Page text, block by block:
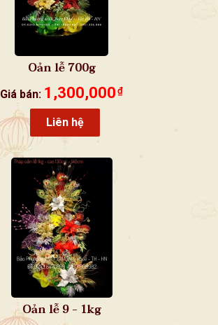
Oản lễ 700g
Giá bán: 1,300,000 ₫
Liên hệ
Oản lễ 9 - 1kg